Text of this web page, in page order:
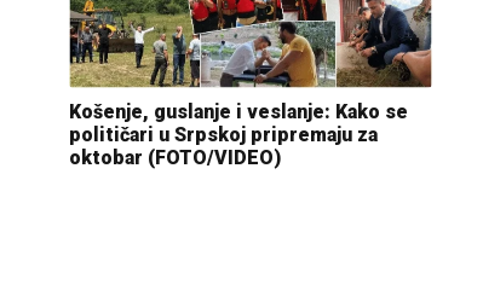
Košenje, guslanje i veslanje: Kako se
političari u Srpskoj pripremaju za
oktobar (FOTO/VIDEO)